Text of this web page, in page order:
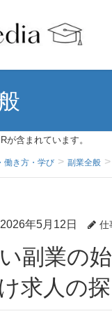
含まれています。
働き方・学び 副業全般
年5月12日 仕
求人の